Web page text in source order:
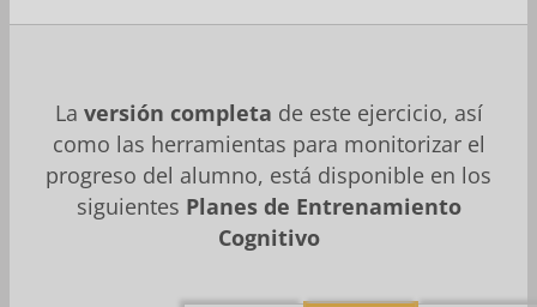
La versión completa de este ejercicio, así
como las herramientas para monitorizar el
progreso del alumno, está disponible en los
siguientes Planes de Entrenamiento
Cognitivo